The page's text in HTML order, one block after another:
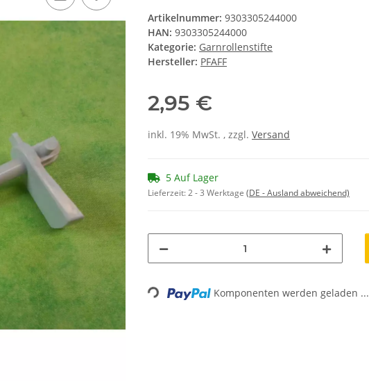
Artikelnummer: 9303305244000
HAN: 9303305244000
Kategorie: Garnrollenstifte
Hersteller: PFAFF
2,95 €
inkl. 19% MwSt. , zzgl. Versand
5 Auf Lager
Lieferzeit:2 - 3 Werktage (DE - Ausland abweichend)
Loading... Komponenten werden geladen ...